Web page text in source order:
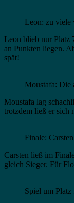
Leon: zu viele
Leon blieb nur Platz
an Punkten liegen.
spät!
Moustafa: Die
Moustafa lag
trotzdem ließ er sich
Finale:
Carsten ließ im
gleich Sieger. Für
Spiel um Platz